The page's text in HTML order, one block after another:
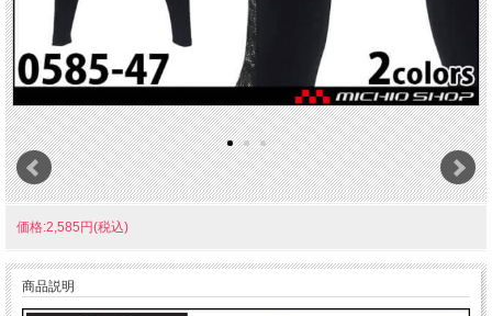
価格:2,585円(税込)
商品説明